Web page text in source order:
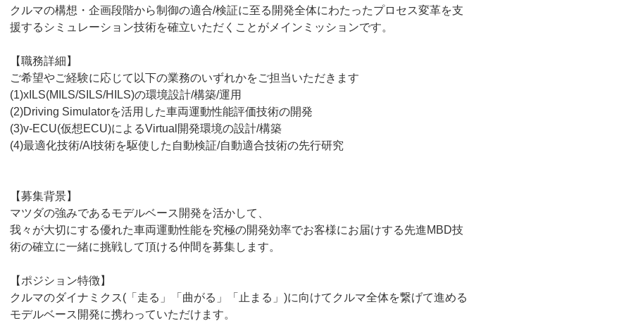
クルマの構想・企画段階から制御の適合/検証に至る開発全体にわたったプロセス変革を支
援するシミュレーション技術を確立いただくことがメインミッションです。
【職務詳細】
ご希望やご経験に応じて以下の業務のいずれかをご担当いただきます
(1)xILS(MILS/SILS/HILS)の環境設計/構築/運用
(2)Driving Simulatorを活用した車両運動性能評価技術の開発
(3)v-ECU(仮想ECU)によるVirtual開発環境の設計/構築
(4)最適化技術/AI技術を駆使した自動検証/自動適合技術の先行研究
【募集背景】
マツダの強みであるモデルベース開発を活かして、
我々が大切にする優れた車両運動性能を究極の開発効率でお客様にお届けする先進MBD技
術の確立に一緒に挑戦して頂ける仲間を募集します。
【ポジション特徴】
クルマのダイナミクス(「走る」「曲がる」「止まる」)に向けてクルマ全体を繋げて進める
モデルベース開発に携わっていただけます。